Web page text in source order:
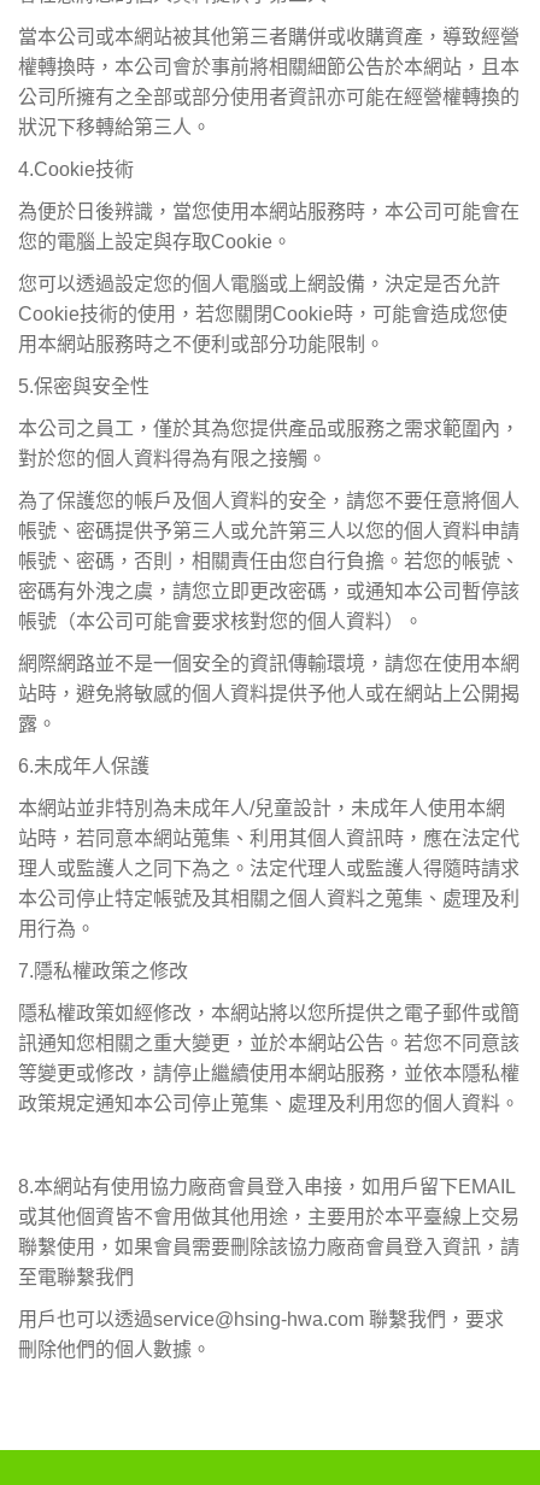
當本公司或本網站被其他第三者購併或收購資產，導致經營
權轉換時，本公司會於事前將相關細節公告於本網站，且本
公司所擁有之全部或部分使用者資訊亦可能在經營權轉換的
狀況下移轉給第三人。
4.Cookie技術
為便於日後辨識，當您使用本網站服務時，本公司可能會在
您的電腦上設定與存取Cookie。
您可以透過設定您的個人電腦或上網設備，決定是否允許
Cookie技術的使用，若您關閉Cookie時，可能會造成您使
用本網站服務時之不便利或部分功能限制。
5.保密與安全性
本公司之員工，僅於其為您提供產品或服務之需求範圍內，
對於您的個人資料得為有限之接觸。
為了保護您的帳戶及個人資料的安全，請您不要任意將個人
帳號、密碼提供予第三人或允許第三人以您的個人資料申請
帳號、密碼，否則，相關責任由您自行負擔。若您的帳號、
密碼有外洩之虞，請您立即更改密碼，或通知本公司暫停該
帳號（本公司可能會要求核對您的個人資料）。
網際網路並不是一個安全的資訊傳輸環境，請您在使用本網
站時，避免將敏感的個人資料提供予他人或在網站上公開揭
露。
6.未成年人保護
本網站並非特別為未成年人/兒童設計，未成年人使用本網
站時，若同意本網站蒐集、利用其個人資訊時，應在法定代
理人或監護人之同下為之。法定代理人或監護人得隨時請求
本公司停止特定帳號及其相關之個人資料之蒐集、處理及利
用行為。
7. 隱私權政策之修改
隱私權政策如經修改，本網站將以您所提供之電子郵件或簡
訊通知您相關之重大變更，並於本網站公告。若您不同意該
等變更或修改，請停止繼續使用本網站服務，並依本隱私權
政策規定通知本公司停止蒐集、處理及利用您的個人資料。
8.本網站有使用協力廠商會員登入串接，如用戶留下EMAIL
或其他個資皆不會用做其他用途，主要用於本平臺線上交易
聯繫使用，如果會員需要刪除該協力廠商會員登入資訊，請
至電聯繫我們
用戶也可以透過service@hsing-hwa.com 聯繫我們，要求
刪除他們的個人數據。